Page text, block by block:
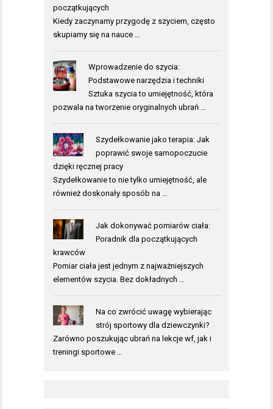
początkujących
Kiedy zaczynamy przygodę z szyciem, często
skupiamy się na nauce …
Wprowadzenie do szycia:
Podstawowe narzędzia i techniki
Sztuka szycia to umiejętność, która
pozwala na tworzenie oryginalnych ubrań …
Szydełkowanie jako terapia: Jak
poprawić swoje samopoczucie
dzięki ręcznej pracy
Szydełkowanie to nie tylko umiejętność, ale
również doskonały sposób na …
Jak dokonywać pomiarów ciała:
Poradnik dla początkujących
krawców
Pomiar ciała jest jednym z najważniejszych
elementów szycia. Bez dokładnych …
Na co zwrócić uwagę wybierając
strój sportowy dla dziewczynki?
Zarówno poszukując ubrań na lekcje wf, jak i
treningi sportowe …